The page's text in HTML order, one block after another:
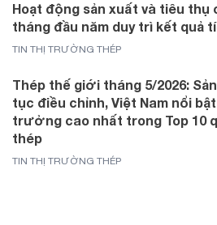
Hoạt động sản xuất và tiêu thụ
tháng đầu năm duy trì kết quả
TIN THỊ TRƯỜNG THÉP
Thép thế giới tháng 5/2026:
tục điều chỉnh, Việt Nam nổi
trưởng cao nhất trong Top 10
thép
TIN THỊ TRƯỜNG THÉP